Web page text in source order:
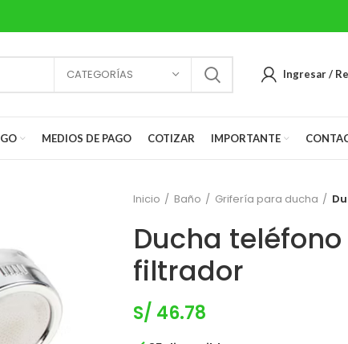
CATEGORÍAS Ingresar /
MEDIOS DE PAGO COTIZAR IMPORTANTE
Inicio Baño Grifería para ducha
Ducha
filtrador
S/ 46.78